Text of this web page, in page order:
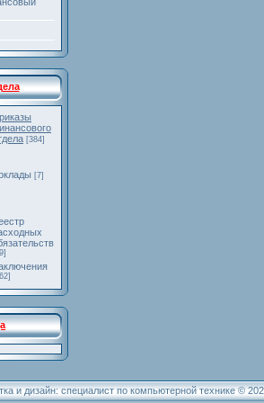
[384]
[7]
и дизайн: специалист по компьютерной технике ©